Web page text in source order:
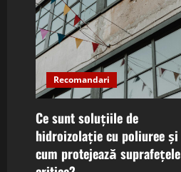
g
a
t
i
o
Recomandari
Ce sunt soluțiile de
hidroizolație cu poliuree și
cum protejează suprafețele